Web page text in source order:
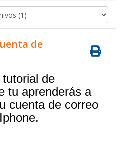
de
de
tu aprenderás a
cuenta de correo